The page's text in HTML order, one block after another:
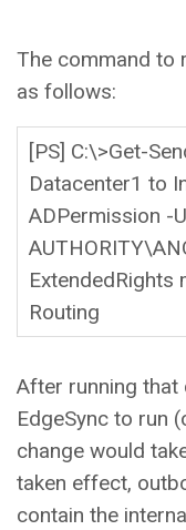
The command to
as follows:
[PS] C:\>Get-
Datacenter1 to
ADPermission -
ExtendedRights
Routing
After running that
EdgeSync to run
change would
taken effect,
contain the